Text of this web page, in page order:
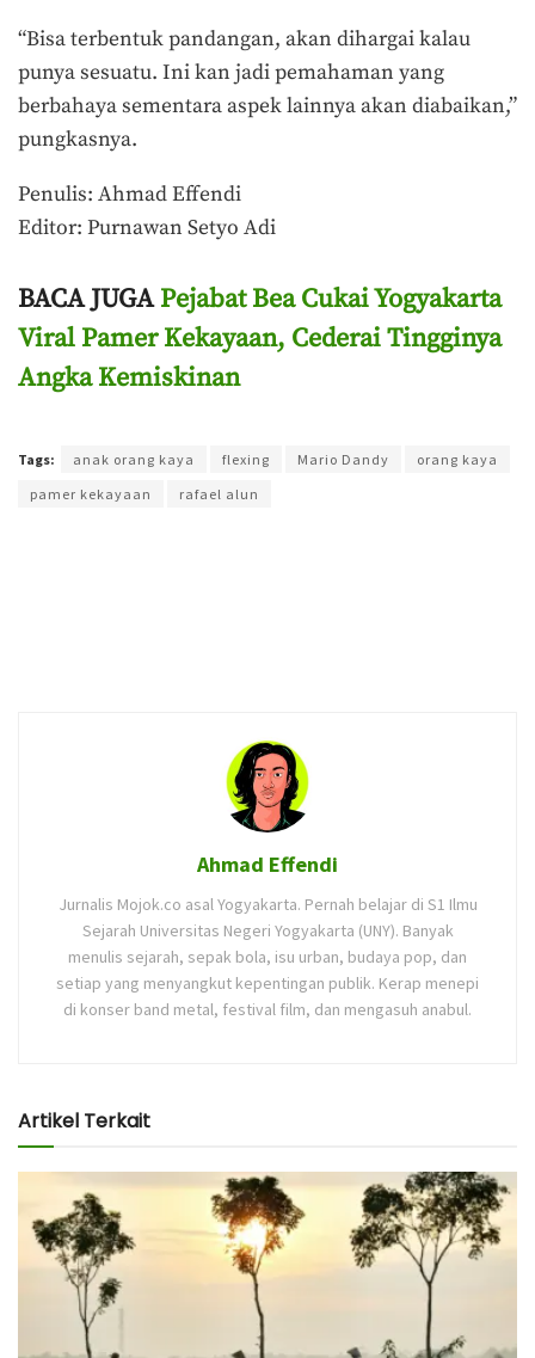
“Bisa terbentuk pandangan, akan dihargai kalau
punya sesuatu. Ini kan jadi pemahaman yang
berbahaya sementara aspek lainnya akan diabaikan,”
pungkasnya.
Penulis: Ahmad Effendi
Editor: Purnawan Setyo Adi
BACA JUGAPejabat Bea Cukai Yogyakarta
Viral Pamer Kekayaan, Cederai Tingginya
Angka Kemiskinan
Tags: anak orang kaya flexing Mario Dandy
orang kaya
pamer kekayaan
rafael alun
Ahmad Effendi
Jurnalis Mojok.co asal Yogyakarta. Pernah belajar di S1 Ilmu
Sejarah Universitas Negeri Yogyakarta (UNY). Banyak
menulis sejarah, sepak bola, isu urban, budaya pop, dan
setiap yang menyangkut kepentingan publik. Kerap menepi
di konser band metal, festival film, dan mengasuh anabul.
Artikel Terkait